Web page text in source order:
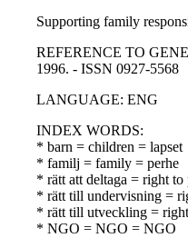
Supporting family
REFERENCE TO
1996. - ISSN 0927-5568
LANGUAGE: ENG
INDEX WORDS:
* barn = children = lapset
* familj = family = perhe
* rätt att deltaga = right
* rätt till undervisning =
* rätt till utveckling =
* NGO = NGO = NGO